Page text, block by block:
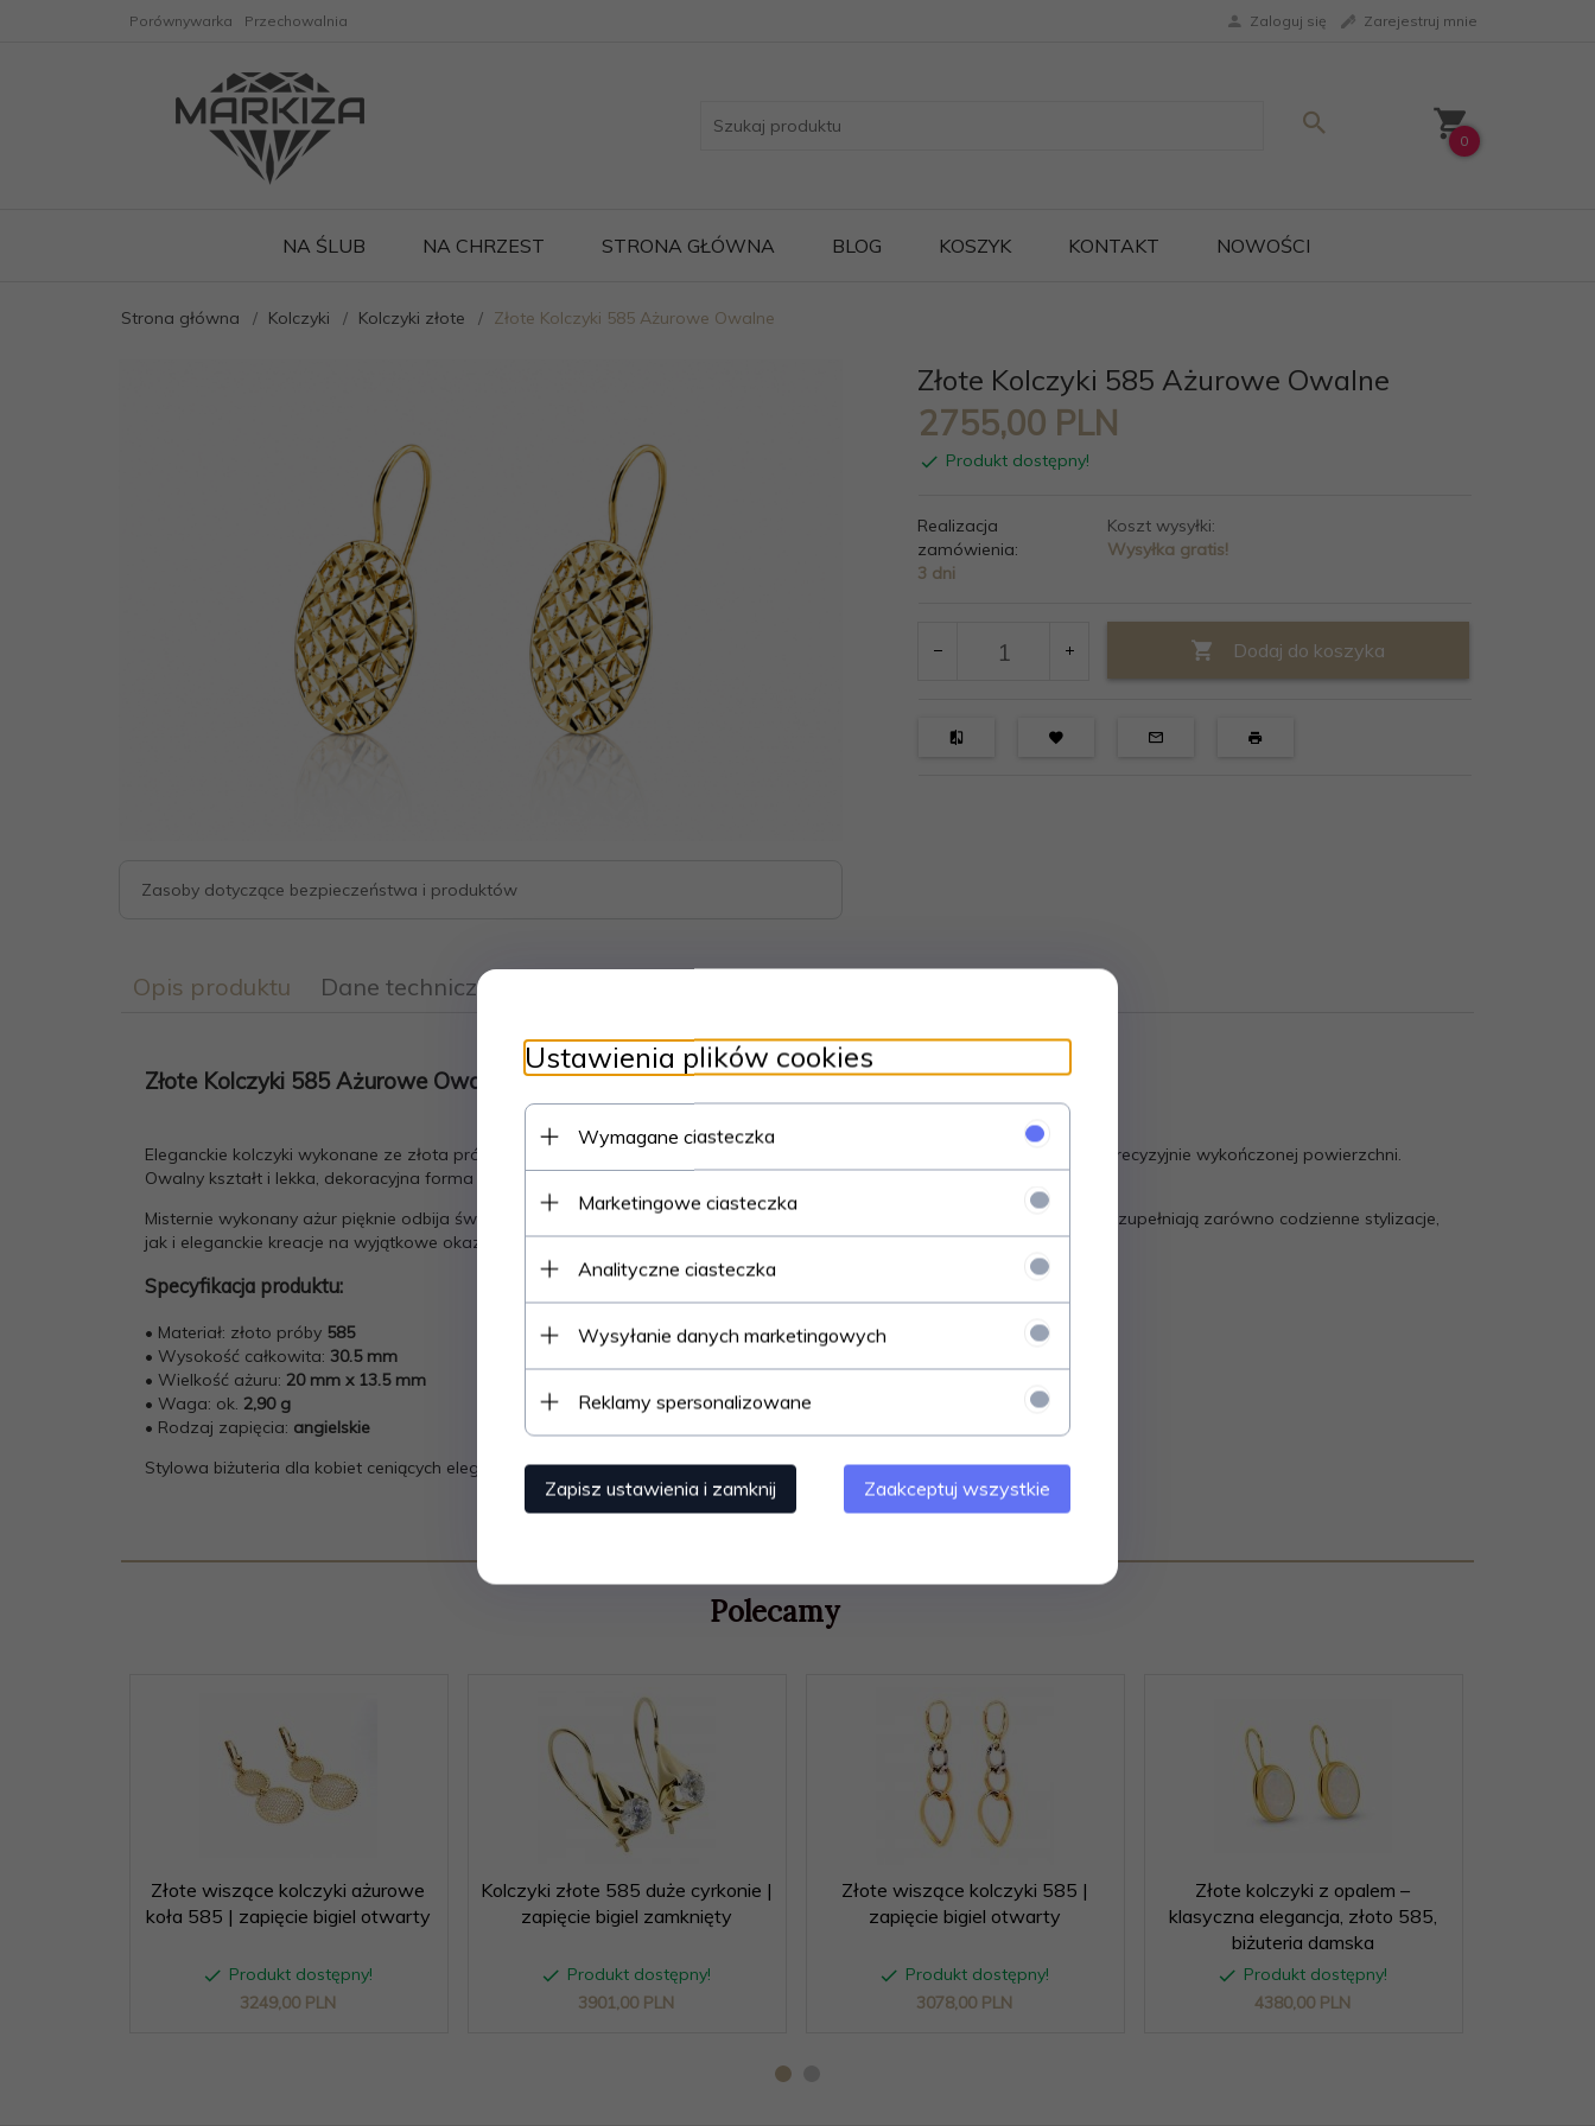
Porównywarka Przechowalnia Zaloguj się Zarejestruj mnie
0
NA ŚLUB NA CHRZEST STRONA GŁÓWNA BLOG KOSZYK KONTAKT NOWOŚCI
Strona główna Kolczyki Kolczyki złote Złote Kolczyki 585 Ażurowe Owalne
Zasoby dotyczące bezpieczeństwa i produktów
Złote Kolczyki 585 Ażurowe Owalne
2755,00 PLN
Produkt dostępny!
Realizacja
zamówienia:
3 dni
Koszt wysyłki:
Wysyłka gratis!
Dodaj do koszyka
Opis produktu Dane techniczne
Złote Kolczyki 585 Ażurowe Owalne
Eleganckie kolczyki wykonane ze złota próby 585 zachwycają subtelnym ażurowym wzorem oraz wyjątkowym połyskiem precyzyjnie wykończonej powierzchni.
Owalny kształt i lekka, dekoracyjna forma nadają biżuterii luksusowego charakteru oraz ponadczasowej elegancji.
Misternie wykonany ażur pięknie odbija światło, tworząc efekt delikatnego blasku i wyjątkowej lekkości. Kolczyki doskonale uzupełniają zarówno codzienne stylizacje,
jak i eleganckie kreacje na wyjątkowe okazje.
Specyfikacja produktu:
• Materiał: złoto próby 585
• Wysokość całkowita: 30.5 mm
• Wielkość ażuru: 20 mm x 13.5 mm
• Waga: ok. 2,90 g
• Rodzaj zapięcia: angielskie
Stylowa biżuteria dla kobiet ceniących elegancję, lekkość formy oraz ponadczasowe wzornictwo.
585
Polecamy
Złote wiszące kolczyki ażurowe
koła 585 | zapięcie bigiel otwarty
Produkt dostępny!
3249,00 PLN
Kolczyki złote 585 duże cyrkonie |
zapięcie bigiel zamknięty
Produkt dostępny!
3901,00 PLN
Złote wiszące kolczyki 585 |
zapięcie bigiel otwarty
Produkt dostępny!
3078,00 PLN
Złote kolczyki z opalem –
klasyczna elegancja, złoto 585,
biżuteria damska
Produkt dostępny!
4380,00 PLN
Ustawienia plików cookies
Wymagane ciasteczka
Marketingowe ciasteczka
Analityczne ciasteczka
Wysyłanie danych marketingowych
Reklamy spersonalizowane
Zapisz ustawienia i zamknij Zaakceptuj wszystkie